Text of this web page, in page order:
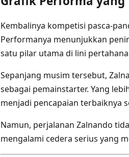
Kembalinya kompetisi pasca-
Performanya menunjukkan
satu pilar utama di lini
Sepanjang musim tersebut,
sebagai pemainstarter. Yang
menjadi pencapaian terbaiknya
Namun, perjalanan Zalnando
mengalami cedera serius yang